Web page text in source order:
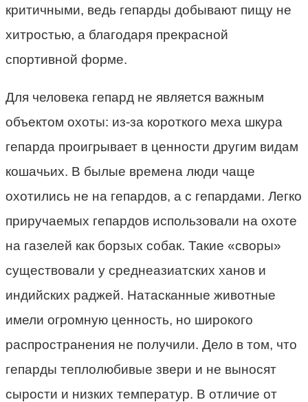
критичными, ведь гепарды добывают пищу не
хитростью, а благодаря прекрасной
спортивной форме.
Для человека гепард не является важным
объектом охоты: из-за короткого меха шкура
гепарда проигрывает в ценности другим видам
кошачьих. В былые времена люди чаще
охотились не на гепардов, а с гепардами. Легко
приручаемых гепардов использовали на охоте
на газелей как борзых собак. Такие «своры»
существовали у среднеазиатских ханов и
индийских раджей. Натасканные животные
имели огромную ценность, но широкого
распространения не получили. Дело в том, что
гепарды теплолюбивые звери и не выносят
сырости и низких температур. В отличие от